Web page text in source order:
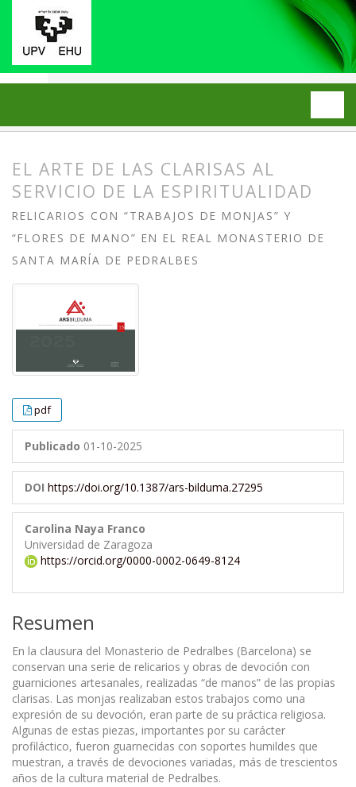
EL ARTE DE LAS CLARISAS AL
SERVICIO DE LA ESPIRITUALIDAD
RELICARIOS CON “TRABAJOS DE MONJAS” Y
“FLORES DE MANO” EN EL REAL MONASTERIO DE
SANTA MARÍA DE PEDRALBES
pdf
Publicado 01-10-2025
DOI https://doi.org/10.1387/ars-bilduma.27295
Carolina Naya Franco
Universidad de Zaragoza
https://orcid.org/0000-0002-0649-8124
Resumen
En la clausura del Monasterio de Pedralbes (Barcelona) se
conservan una serie de relicarios y obras de devoción con
guarniciones artesanales, realizadas “de manos” de las propias
clarisas. Las monjas realizaban estos trabajos como una
expresión de su devoción, eran parte de su práctica religiosa.
Algunas de estas piezas, importantes por su carácter
profiláctico, fueron guarnecidas con soportes humildes que
muestran, a través de devociones variadas, más de trescientos
años de la cultura material de Pedralbes.